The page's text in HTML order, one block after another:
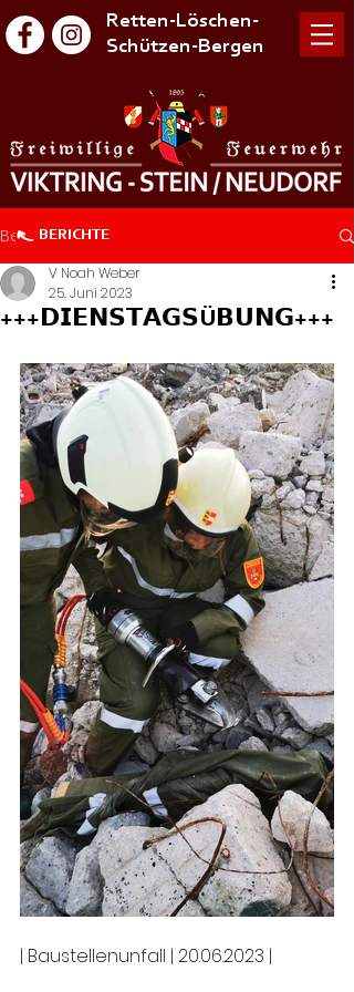
Retten-Löschen-
Schützen-Bergen
Beitrag
+++𝗗𝗜𝗘𝗡𝗦𝗧𝗔𝗚𝗦Ü𝗕𝗨𝗡𝗚+++
V Noah Weber
25. Juni 2023
| Baustellenunfall | 20.06.2023 |
BERICHTE